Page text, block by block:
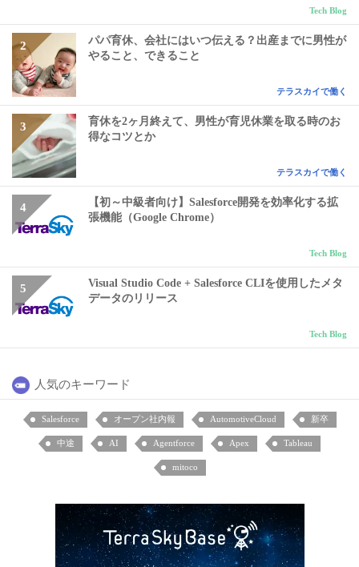
Tech Blog
パパ育休、会社にはいつ伝える？出産までに男性が
やること、できること
テラスカイで働く
育休を2ヶ月終えて、男性が育児休業を取る時のお
得なコツとか
テラスカイで働く
【初～中級者向け】Salesforce開発を効率化する拡
張機能（Google Chrome）
Tech Blog
Visual Studio Code + Salesforce CLIを使用したメタ
データのリリース
Tech Blog
人気のキーワード
Salesforce オープン社内報 AutomotiveCloud 新卒
中途 AI Agentforce Apex Tableau
mitoco